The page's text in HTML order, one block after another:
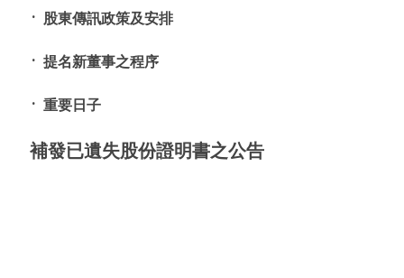
股東傳訊政策及安排
提名新董事之程序
重要日子
補發已遺失股份證明書之公告